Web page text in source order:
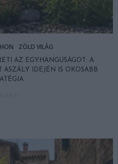
ZÖLD VILÁG
AZ EGYHANGÚSÁGOT: A
ASZÁLY IDEJÉN IS OKOSABB